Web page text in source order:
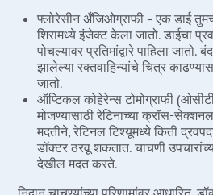
फ्लोरेसीन अँजिओग्राफी – एक डाई
शिरामध्ये इंजेक्ट केला जातो. डाईचा
पोचल्यावर प्रतिमांद्वारे पाहिला जातो.
झालेल्या रक्तवाहिन्यांचे चित्र
जातो.
ऑप्टिकल कोहेरेन्स टोमोग्राफी
मोजण्यासाठी रेटिनाच्या क्रॉस-
मदतीने, रेटिनल टिश्यूमध्ये किती
डॉक्टर ठरवू शकतात. चाचणी
देखील मदत करते.